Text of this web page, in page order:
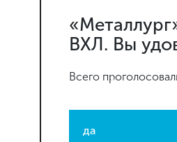
ВХЛ. Вы
Всего
да